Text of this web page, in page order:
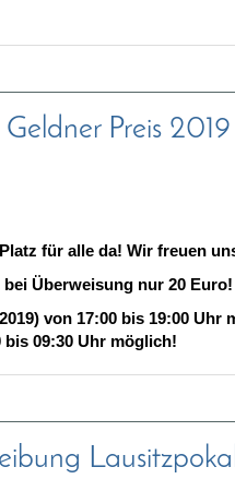
Preis
für alle da! Wir freuen
Überweisung nur 20 Euro!
von 17:00 bis 19:00 Uhr
bis 09:30 Uhr möglich!